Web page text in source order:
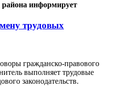
информирует
трудовых
гражданско-правового
выполняет трудовые
законодательств.